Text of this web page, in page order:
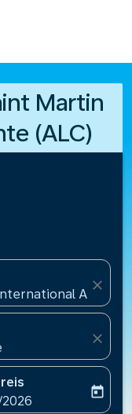
Martin
(ALC)
close
close
labelreturn-date-
today